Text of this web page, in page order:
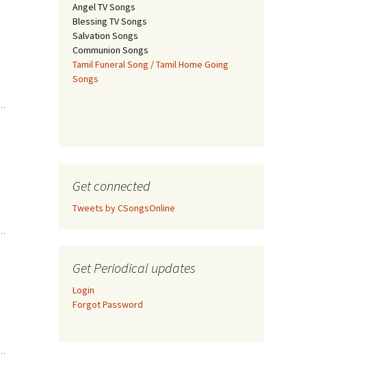
Angel TV Songs
Blessing TV Songs
Salvation Songs
Communion Songs
Tamil Funeral Song / Tamil Home Going
Songs
Get connected
Tweets by CSongsOnline
Get Periodical updates
Login
Forgot Password